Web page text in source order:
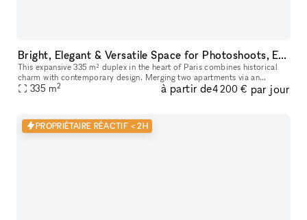
Bright, Elegant & Versatile Space for Photoshoots, Events, and Pop-Up Shops
This expansive 335 m² duplex in the heart of Paris combines historical
charm with contemporary design. Merging two apartments via an
interior staircase, it offers stunning volumes with 4-meter-high c
335 m2 à partir de4 200 € par jour
PROPRIÉTAIRE RÉACTIF < 2H